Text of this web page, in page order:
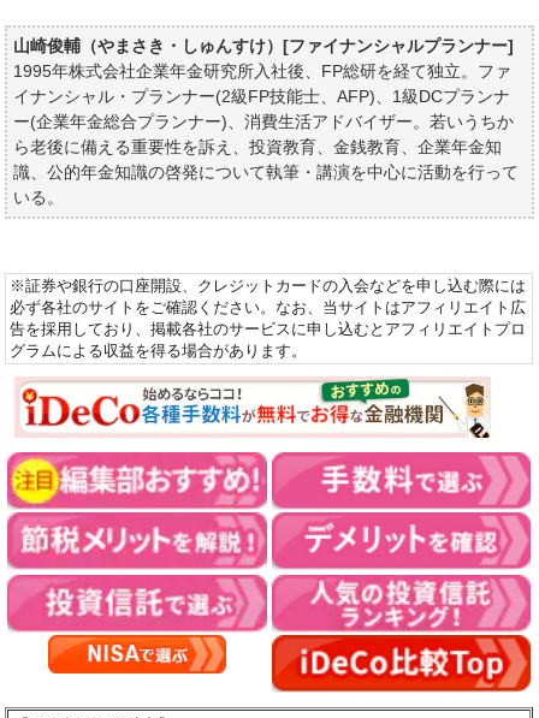
山崎俊輔（やまさき・しゅんすけ）[ファイナンシャルプランナー]
1995年株式会社企業年金研究所入社後、FP総研を経て独立。ファ
イナンシャル・プランナー(2級FP技能士、AFP)、1級DCプランナ
ー(企業年金総合プランナー)、消費生活アドバイザー。若いうちか
ら老後に備える重要性を訴え、投資教育、金銭教育、企業年金知
識、公的年金知識の啓発について執筆・講演を中心に活動を行って
いる。
※証券や銀行の口座開設、クレジットカードの入会などを申し込む際には
必ず各社のサイトをご確認ください。なお、当サイトはアフィリエイト広
告を採用しており、掲載各社のサービスに申し込むとアフィリエイトプロ
グラムによる収益を得る場合があります。